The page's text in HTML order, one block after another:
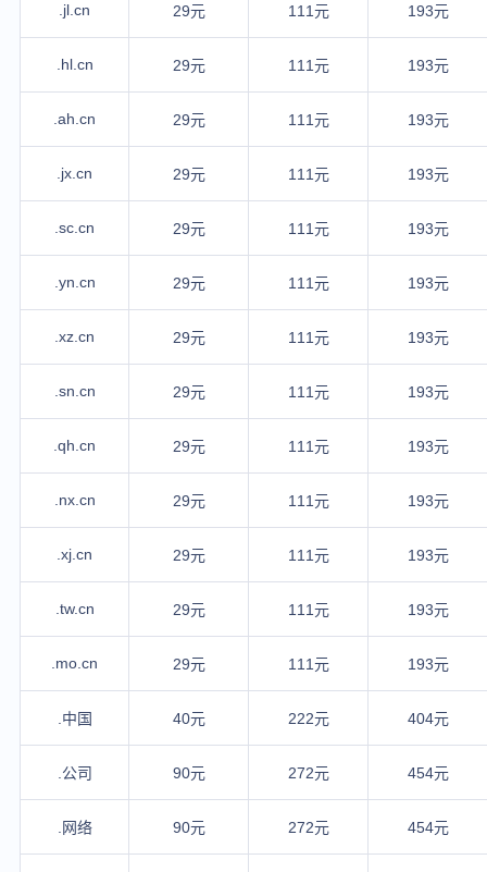
.jl.cn 29元 111元 193元
.hl.cn 29元 111元 193元
.ah.cn 29元 111元 193元
.jx.cn 29元 111元 193元
.sc.cn 29元 111元 193元
.yn.cn 29元 111元 193元
.xz.cn 29元 111元 193元
.sn.cn 29元 111元 193元
.qh.cn 29元 111元 193元
.nx.cn 29元 111元 193元
.xj.cn 29元 111元 193元
.tw.cn 29元 111元 193元
.mo.cn 29元 111元 193元
.中国 40元 222元 404元
.公司 90元 272元 454元
.网络 90元 272元 454元